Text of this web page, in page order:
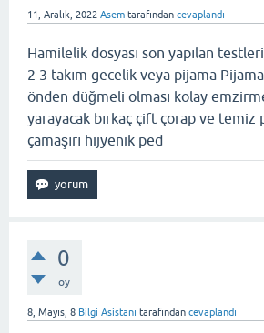
11, Aralık, 2022 Asem tarafından cevaplandı
Hamilelik dosyası son yapılan
2 3 takım gecelik veya pijama
önden düğmeli olması kolay
yarayacak bırkaç çift çorap ve temiz
çamaşırı hijyenik ped
0
oy
8, Mayıs, 8 Bilgi Asistanı tarafından cevaplandı